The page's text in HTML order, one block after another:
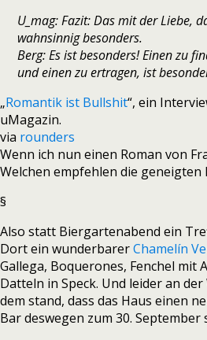
U_mag: Fazit: Das mit der Liebe,
wahnsinnig besonders.
Berg: Es ist besonders! Einen zu
und einen zu ertragen, ist
„Romantik ist Bullshit“, ein
uMagazin.
via rounders
Wenn ich nun einen Roman von
Welchen empfehlen die geneigten
§
Also statt Biergartenabend ein
Dort ein wunderbarerChamelín
Gallega, Boquerones, Fenchel mit
Datteln in Speck. Und leider an
dem stand, dass das Haus einen
Bar deswegen zum 30. September